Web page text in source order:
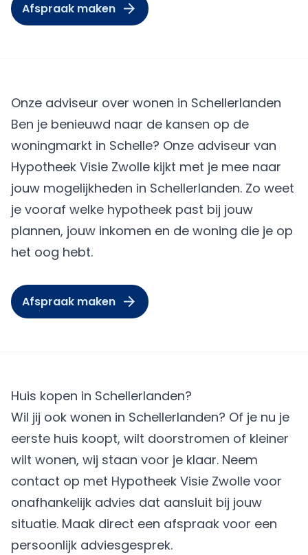
Afspraak maken
Onze adviseur over wonen in Schellerlanden
Ben je benieuwd naar de kansen op de
woningmarkt in Schelle? Onze adviseur van
Hypotheek Visie Zwolle kijkt met je mee naar
jouw mogelijkheden in Schellerlanden. Zo weet
je vooraf welke hypotheek past bij jouw
plannen, jouw inkomen en de woning die je op
het oog hebt.
Afspraak maken
Huis kopen in Schellerlanden?
Wil jij ook wonen in Schellerlanden? Of je nu je
eerste huis koopt, wilt doorstromen of kleiner
wilt wonen, wij staan voor je klaar. Neem
contact op met Hypotheek Visie Zwolle voor
onafhankelijk advies dat aansluit bij jouw
situatie. Maak direct een afspraak voor een
persoonlijk adviesgesprek.